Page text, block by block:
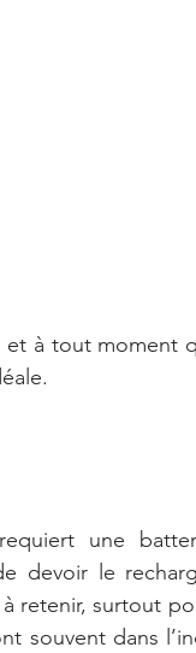
et à tout moment
une
devoir le
retenir, surtout
souvent dans